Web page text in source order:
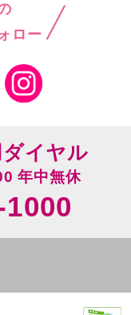
ロー
イヤル
年中無休